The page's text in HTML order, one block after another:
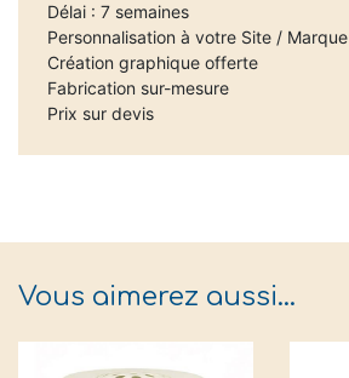
Délai : 7 semaines
Personnalisation à votre Site / Marque
Création graphique offerte
Fabrication sur-mesure
Prix sur devis
Vous aimerez aussi…